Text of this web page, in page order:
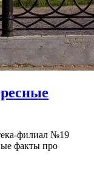
филиал №19
факты про